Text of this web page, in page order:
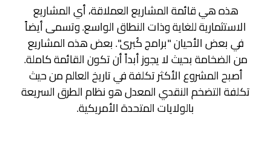
هذه هي قائمة المشاريع العملاقة، أي المشاريع
الاستثمارية للغاية وذات النطاق الواسع. وتسمى أيضاً
في بعض الأحيان "برامج كُبرى". بعض هذه المشاريع
من الضخامة بحيث لا يجوز أبداً أن تكون القائمة كاملة.
أصبح المشروع الأكثر تكلفة في تاريخ العالم من حيث
تكلفة التضخم النقدي المعدل هو نظام الطرق السريعة
بالولايات المتحدة الأمريكية.